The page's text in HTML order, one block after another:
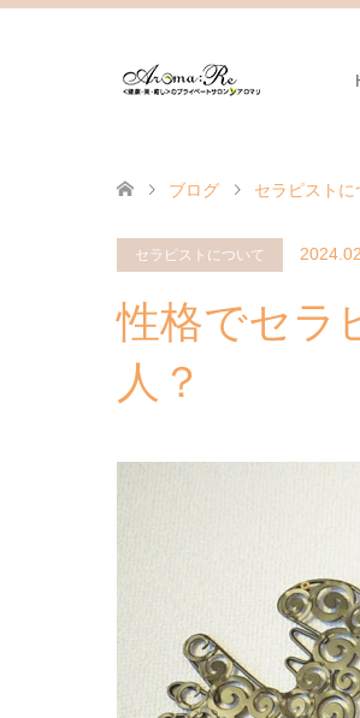
ブログ セラピストに
セラピストについて
性格でセラ
人？